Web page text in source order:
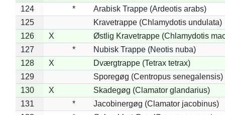
124
*
Arabisk Trappe (Ardeotis arabs)
125
Kravetrappe (Chlamydotis undulata)
126
X
Østlig Kravetrappe (Chlamydotis
127
*
Nubisk Trappe (Neotis nuba)
128
X
Dværgtrappe (Tetrax tetrax)
129
Sporegøg (Centropus senegalensis)
130
X
Skadegøg (Clamator glandarius)
131
*
Jacobinergøg (Clamator jacobinus)